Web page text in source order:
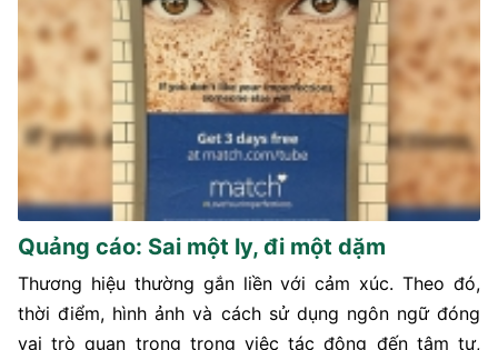
Quảng cáo: Sai một ly, đi một dặm
Thương hiệu thường gắn liền với cảm xúc. Theo đó,
thời điểm, hình ảnh và cách sử dụng ngôn ngữ đóng
vai trò quan trọng trong việc tác động đến tâm tư,